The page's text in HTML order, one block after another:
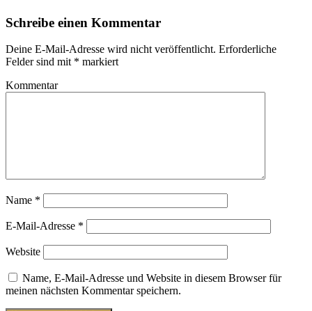
Schreibe einen Kommentar
Deine E-Mail-Adresse wird nicht veröffentlicht. Erforderliche
Felder sind mit * markiert
Kommentar
Name *
E-Mail-Adresse *
Website
Name, E-Mail-Adresse und Website in diesem Browser für
meinen nächsten Kommentar speichern.